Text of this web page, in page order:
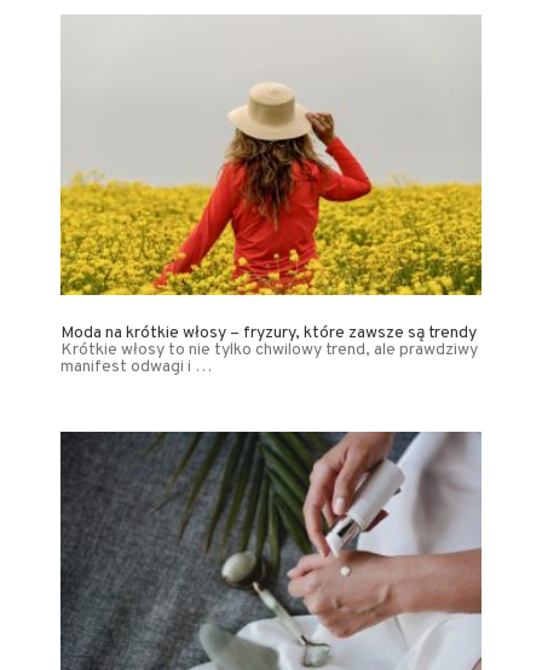
Moda na krótkie włosy – fryzury, które zawsze są trendy
Krótkie włosy to nie tylko chwilowy trend, ale prawdziwy
manifest odwagi i …